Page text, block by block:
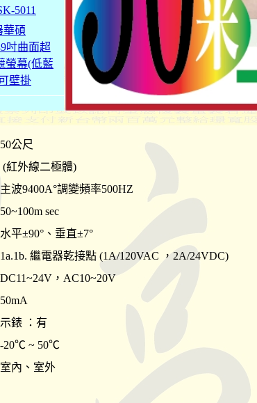
5011
華碩
吋曲面超
螢幕(低藍
壁掛
公尺
紅外線二極體)
波9400A°調變頻率500HZ
sec
平±90°、垂直±7°
繼電器乾接點 (1A/120VAC ，2A/24VDC)
，AC10~20V
錶 ：有
-20℃ ~ 50℃
內、室外